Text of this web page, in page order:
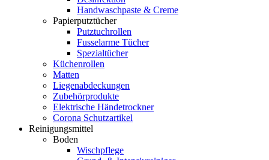
Handwaschpaste & Creme
Papierputztücher
Putztuchrollen
Fusselarme Tücher
Spezialtücher
Küchenrollen
Matten
Liegenabdeckungen
Zubehörprodukte
Elektrische Händetrockner
Corona Schutzartikel
Reinigungsmittel
Boden
Wischpflege